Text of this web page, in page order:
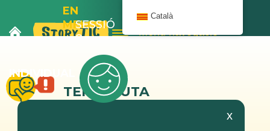
EN
MELOIX
I
L’AUTOBÚS
SESSIÓ
8
INDIVIDUAL
TERAPEUTA
x
Català